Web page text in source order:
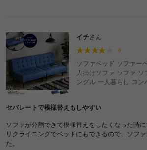
イチさん
4
ソファベッド ソファー
人掛けソファ ソファ
ングル 一人暮らし コン
セパレートで模様替えもしやすい
ソファが分割できて模様替えをしたくなった時に
リクライニングでベッドにもできるので、ソフ
た。